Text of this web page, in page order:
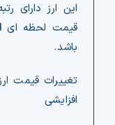
این ارز دارای
قیمت لحظه ای
باشد.
تغییرات قیمت
افزایشی